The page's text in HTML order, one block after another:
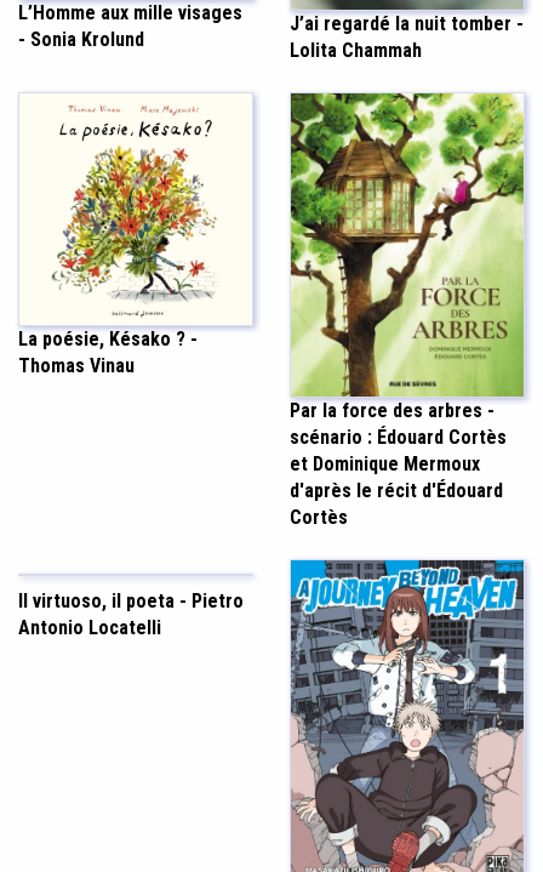
L’Homme aux mille visages
- Sonia Krolund
J’ai regardé la nuit tomber -
Lolita Chammah
La poésie, Késako ? -
Thomas Vinau
Par la force des arbres -
scénario : Édouard Cortès
et Dominique Mermoux
d'après le récit d'Édouard
Cortès
Il virtuoso, il poeta - Pietro
Antonio Locatelli